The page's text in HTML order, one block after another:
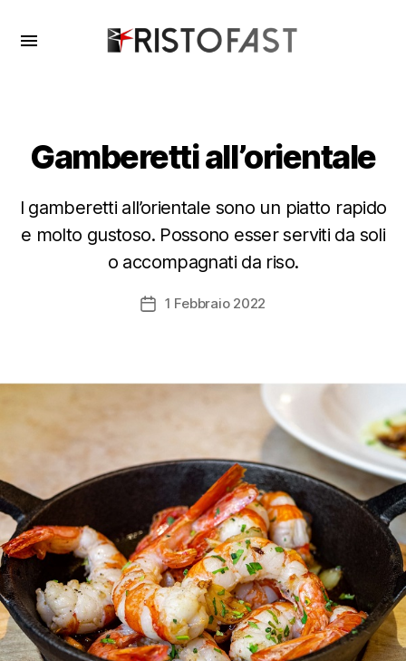

Gamberetti all’orientale
I gamberetti all’orientale sono un piatto rapido
e molto gustoso. Possono esser serviti da soli
o accompagnati da riso.
Data1 Febbraio 2022